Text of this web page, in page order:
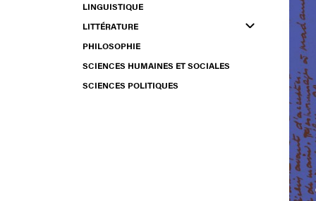
LINGUISTIQUE
LITTÉRATURE
PHILOSOPHIE
SCIENCES HUMAINES ET SOCIALES
SCIENCES POLITIQUES